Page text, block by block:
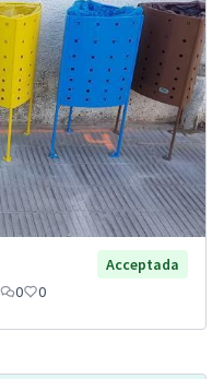
Acceptada
0 0